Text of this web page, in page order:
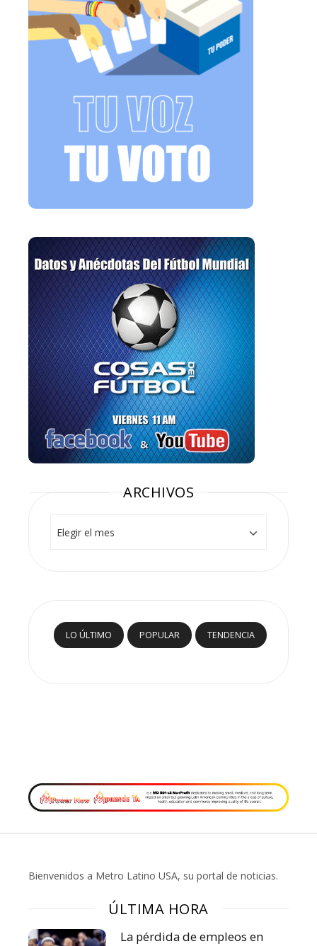
ARCHIVOS
LO ÚLTIMO POPULAR TENDENCIA
Bienvenidos a Metro Latino USA, su portal de noticias.
ÚLTIMA HORA
La pérdida de empleos en